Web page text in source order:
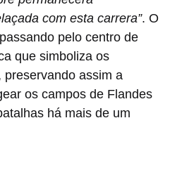
com esta carrera”. O
pelo centro de
que simboliza os
assim a
os campos de Flandes
há mais de um